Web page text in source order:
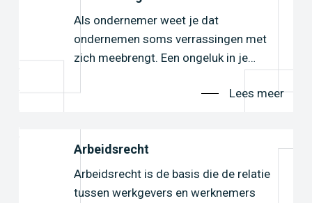
Als ondernemer weet je dat
ondernemen soms verrassingen met
zich meebrengt. Een ongeluk in je…
Lees meer
Arbeidsrecht
Arbeidsrecht is de basis die de relatie
tussen werkgevers en werknemers